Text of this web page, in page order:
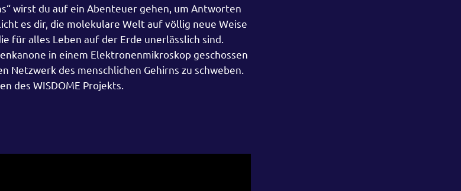
wirst du auf ein Abenteuer gehen, um Antworten
es dir, die molekulare Welt auf völlig neue Weise
für alles Leben auf der Erde unerlässlich sind.
in einem Elektronenmikroskop geschossen
des menschlichen Gehirns zu schweben.
des WISDOME Projekts.